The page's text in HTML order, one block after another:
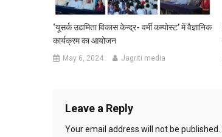
‘यूसर्क उद्यमिता विकास केन्द्र- वर्मी कम्पोस्ट’ में वैज्ञानिक
कार्यक्रम का आयोजन
May 6, 2024 Jagriti media
Leave a Reply
Your email address will not be published.